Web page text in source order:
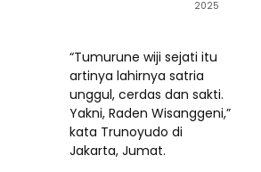
2025
“Tumurune wiji sejati itu
artinya lahirnya satria
unggul, cerdas dan sakti.
Yakni, Raden Wisanggeni,”
kata Trunoyudo di
Jakarta, Jumat.